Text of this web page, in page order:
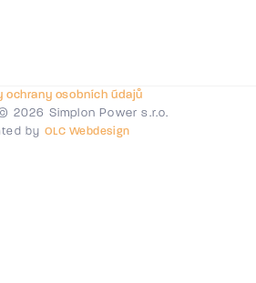
2026 Simplon Power s.r.o.
ochrany osobních údajů
by OLC Webdesign